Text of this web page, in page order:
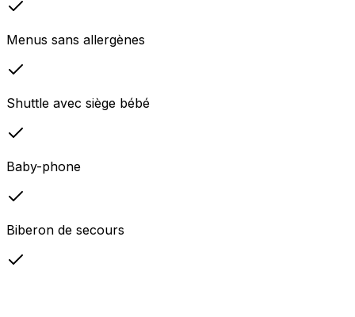
Menus sans allergènes
Shuttle avec siège bébé
Baby-phone
Biberon de secours